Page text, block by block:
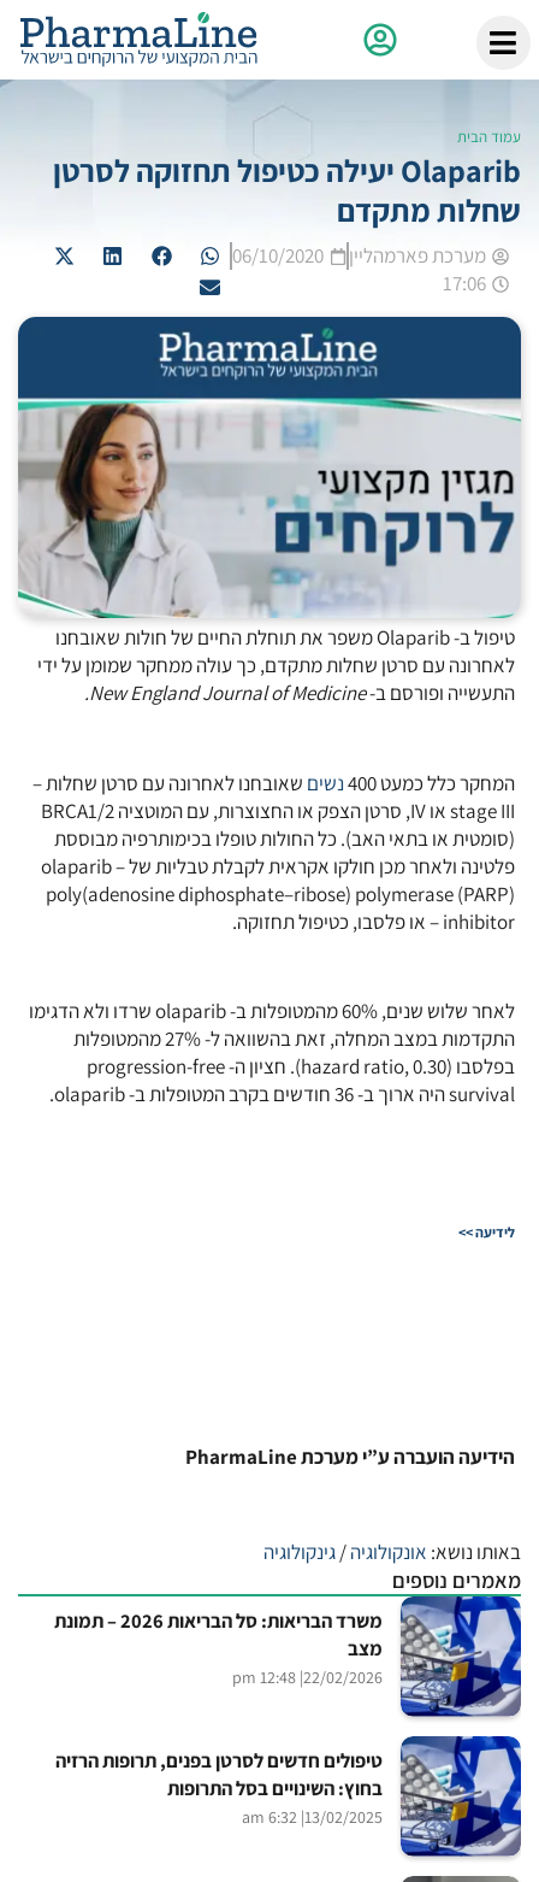
עמוד הבית
Olaparib יעילה כטיפול תחזוקה לסרטן
שחלות מתקדם
מערכת פארמהליין
06/10/2020
17:06
טיפול ב- Olaparib משפר את תוחלת החיים של חולות שאובחנו
לאחרונה עם סרטן שחלות מתקדם, כך עולה ממחקר שמומן על ידי
התעשייה ופורסם ב-New England Journal of Medicine.
המחקר כלל כמעט 400 נשים שאובחנו לאחרונה עם סרטן שחלות –
stage III או IV, סרטן הצפק או החצוצרות, עם המוטציה BRCA1/2
(סומטית או בתאי האב). כל החולות טופלו בכימותרפיה מבוססת
פלטינה ולאחר מכן חולקו אקראית לקבלת טבליות של olaparib –
poly(adenosine diphosphate–ribose) polymerase (PARP)
inhibitor – או פלסבו, כטיפול תחזוקה.
לאחר שלוש שנים, 60% מהמטופלות ב- olaparib שרדו ולא הדגימו
התקדמות במצב המחלה, זאת בהשוואה ל- 27% מהמטופלות
בפלסבו (hazard ratio, 0.30). חציון ה- progression-free
survival היה ארוך ב- 36 חודשים בקרב המטופלות ב- olaparib.
לידיעה >>
הידיעה הועברה ע”י מערכת PharmaLine
באותו נושא: אונקולוגיה/גינקולוגיה
מאמרים נוספים
משרד הבריאות: סל הבריאות 2026 – תמונת
מצב
22/02/2026
| 12:48 pm
טיפולים חדשים לסרטן בפנים, תרופות הרזיה
בחוץ: השינויים בסל התרופות
13/02/2025
| 6:32 am